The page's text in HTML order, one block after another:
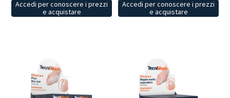
Accedi per conoscere i prezzi
e acquistare
Accedi per conoscere i prezzi
e acquistare